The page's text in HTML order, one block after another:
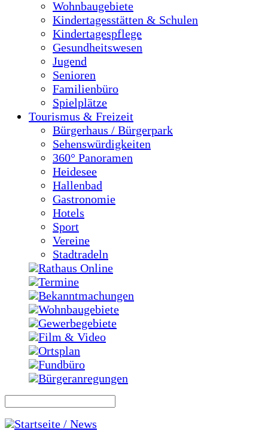
Wohnbaugebiete
Kindertagesstätten & Schulen
Kindertagespflege
Gesundheitswesen
Jugend
Senioren
Familienbüro
Spielplätze
Tourismus & Freizeit
Bürgerhaus / Bürgerpark
Sehenswürdigkeiten
360° Panoramen
Heidesee
Hallenbad
Gastronomie
Hotels
Sport
Vereine
Stadtradeln
Rathaus Online
Termine
Bekanntmachungen
Wohnbaugebiete
Gewerbegebiete
Film & Video
Ortsplan
Fundbüro
Bürgeranregungen
Startseite / News